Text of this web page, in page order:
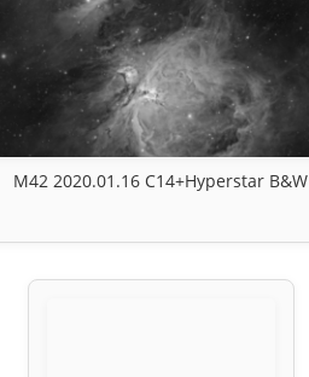
M42 2020.01.16 C14+Hyperstar B&W